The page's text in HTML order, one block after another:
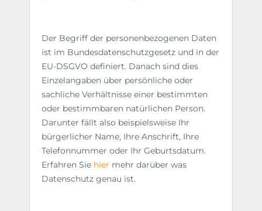
Der Begriff der personenbezogenen Daten
ist im Bundesdatenschutzgesetz und in der
EU-DSGVO definiert. Danach sind dies
Einzelangaben über persönliche oder
sachliche Verhältnisse einer bestimmten
oder bestimmbaren natürlichen Person.
Darunter fällt also beispielsweise Ihr
bürgerlicher Name, Ihre Anschrift, Ihre
Telefonnummer oder Ihr Geburtsdatum.
Erfahren Sie hier mehr darüber was
Datenschutz genau ist.